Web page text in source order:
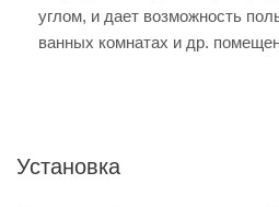
углом, и дает возможность
ванных комнатах и др.
Установка